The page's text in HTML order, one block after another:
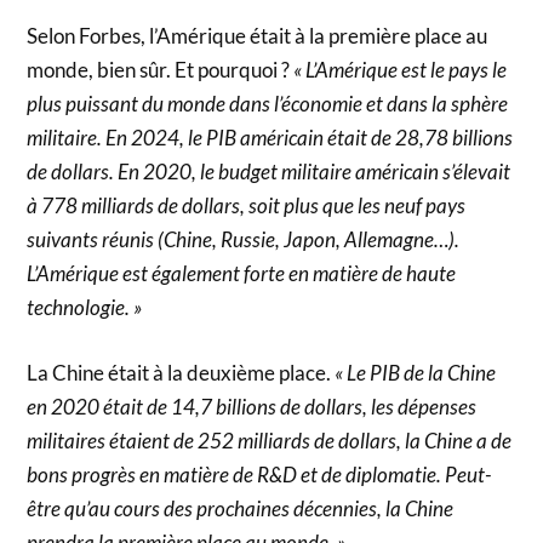
Selon Forbes, l’Amérique était à la première place au
monde, bien sûr. Et pourquoi ?« L’Amérique est le pays le
plus puissant du monde dans l’économie et dans la sphère
militaire. En 2024, le PIB américain était de 28,78 billions
de dollars. En 2020, le budget militaire américain s’élevait
à 778 milliards de dollars, soit plus que les neuf pays
suivants réunis (Chine, Russie, Japon, Allemagne…).
L’Amérique est également forte en matière de haute
technologie. »
La Chine était à la deuxième place. « Le PIB de la Chine
en 2020 était de 14,7 billions de dollars, les dépenses
militaires étaient de 252 milliards de dollars, la Chine a de
bons progrès en matière de R&D et de diplomatie. Peut-
être qu’au cours des prochaines décennies, la Chine